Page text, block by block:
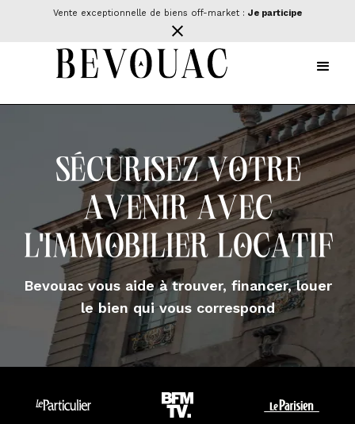
Vente exceptionnelle de biens off-market : Je participe
Sécurisez votre
avenir avec
l'immobilier locatif
Bevouac vous aide à trouver, financer, louer
le bien qui vous correspond